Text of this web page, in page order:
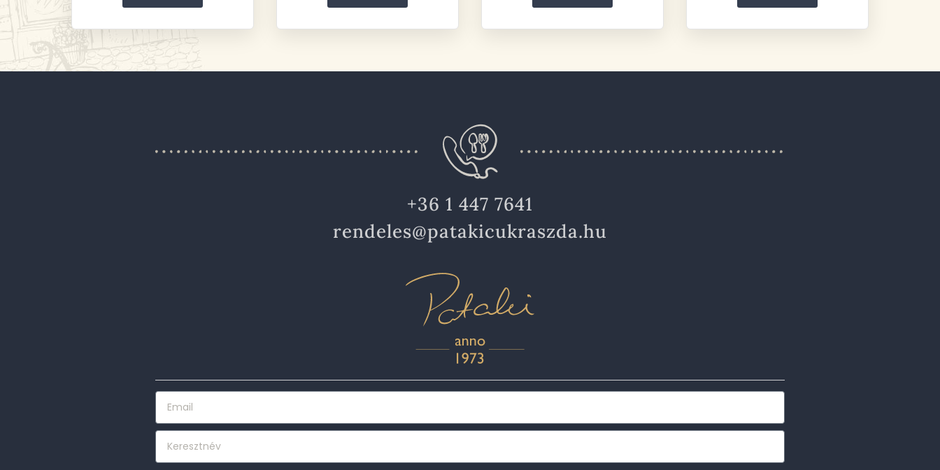
+36 1 447 7641
rendeles@patakicukraszda.hu